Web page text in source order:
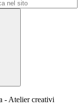
- Atelier creativi